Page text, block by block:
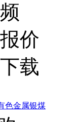
价
载
色金属银煤